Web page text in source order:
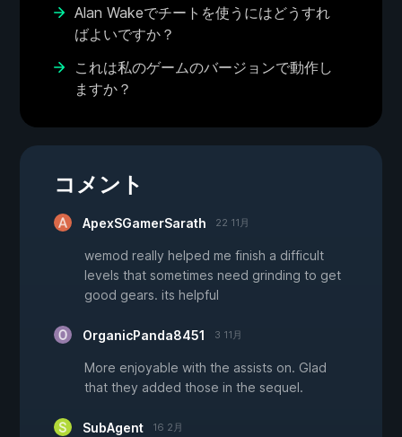
Alan Wakeでチートを使うにはどうすれ
ばよいですか？
これは私のゲームのバージョンで動作し
ますか？
コメント
ApexSGamerSarath 22 11月
wemod really helped me finish a difficult
levels that sometimes need grinding to get
good gears. its helpful
OrganicPanda8451 3 11月
More enjoyable with the assists on. Glad
that they added those in the sequel.
SubAgent 16 2月